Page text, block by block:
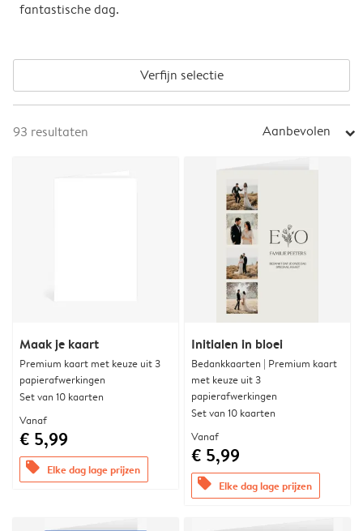
fantastische dag.
Verfijn selectie
93 resultaten Aanbevolen arrow_right
Maak je kaart
Premium kaart met keuze uit 3
papierafwerkingen
Set van 10 kaarten
Vanaf
€ 5,99
offers Elke dag lage prijzen
Initialen in bloei
Bedankkaarten | Premium kaart
met keuze uit 3
papierafwerkingen
Set van 10 kaarten
Vanaf
€ 5,99
offers Elke dag lage prijzen